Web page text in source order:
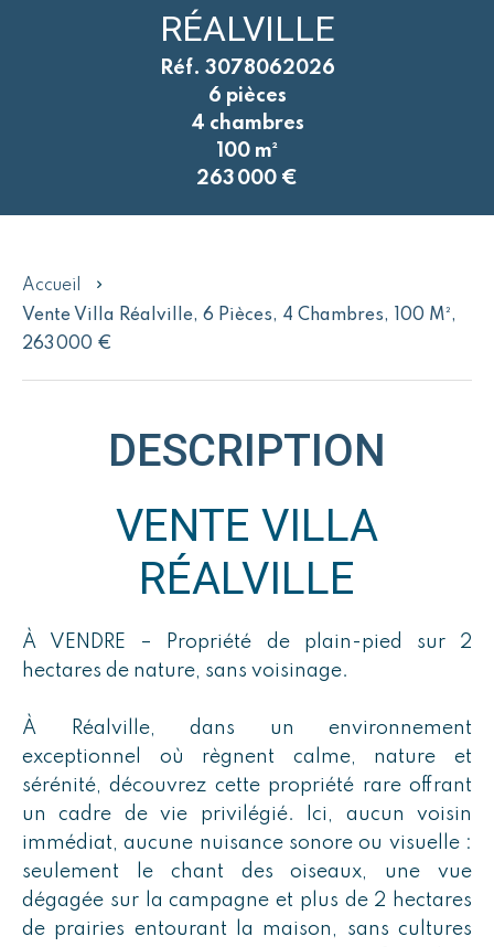
RÉALVILLE
Réf. 3078062026
6 pièces
4 chambres
100 m²
263 000 €
Accueil
Vente Villa Réalville, 6 Pièces, 4 Chambres, 100 M²,
263 000 €
DESCRIPTION
VENTE VILLA
RÉALVILLE
À VENDRE – Propriété de plain-pied sur 2
hectares de nature, sans voisinage.
À Réalville, dans un environnement
exceptionnel où règnent calme, nature et
sérénité, découvrez cette propriété rare offrant
un cadre de vie privilégié. Ici, aucun voisin
immédiat, aucune nuisance sonore ou visuelle :
seulement le chant des oiseaux, une vue
dégagée sur la campagne et plus de 2 hectares
de prairies entourant la maison, sans cultures